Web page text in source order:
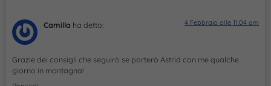
Camilla ha detto: 4 Febbraio alle 11:04 am
Grazie dei consigli che seguirò se porterò Astrid con me qualche
giorno in montagna!